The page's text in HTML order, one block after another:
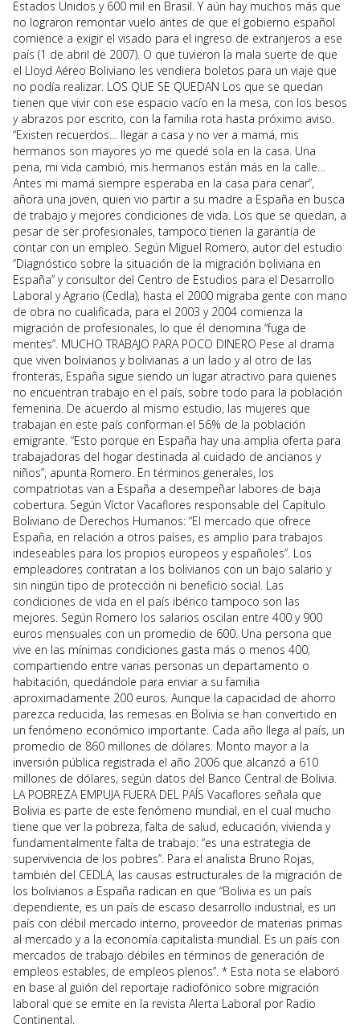
Estados Unidos y 600 mil en Brasil. Y aún hay muchos más que
no lograron remontar vuelo antes de que el gobierno español
comience a exigir el visado para el ingreso de extranjeros a ese
país (1 de abril de 2007). O que tuvieron la mala suerte de que
el Lloyd Aéreo Boliviano les vendiera boletos para un viaje que
no podía realizar. LOS QUE SE QUEDAN Los que se quedan
tienen que vivir con ese espacio vacío en la mesa, con los besos
y abrazos por escrito, con la familia rota hasta próximo aviso.
“Existen recuerdos… llegar a casa y no ver a mamá, mis
hermanos son mayores yo me quedé sola en la casa. Una
pena, mi vida cambió, mis hermanos están más en la calle…
Antes mi mamá siempre esperaba en la casa para cenar”,
añora una joven, quien vio partir a su madre a España en busca
de trabajo y mejores condiciones de vida. Los que se quedan, a
pesar de ser profesionales, tampoco tienen la garantía de
contar con un empleo. Según Miguel Romero, autor del estudio
“Diagnóstico sobre la situación de la migración boliviana en
España” y consultor del Centro de Estudios para el Desarrollo
Laboral y Agrario (Cedla), hasta el 2000 migraba gente con mano
de obra no cualificada, para el 2003 y 2004 comienza la
migración de profesionales, lo que él denomina “fuga de
mentes”. MUCHO TRABAJO PARA POCO DINERO Pese al drama
que viven bolivianos y bolivianas a un lado y al otro de las
fronteras, España sigue siendo un lugar atractivo para quienes
no encuentran trabajo en el país, sobre todo para la población
femenina. De acuerdo al mismo estudio, las mujeres que
trabajan en este país conforman el 56% de la población
emigrante. “Esto porque en España hay una amplia oferta para
trabajadoras del hogar destinada al cuidado de ancianos y
niños”, apunta Romero. En términos generales, los
compatriotas van a España a desempeñar labores de baja
cobertura. Según Víctor Vacaflores responsable del Capítulo
Boliviano de Derechos Humanos: “El mercado que ofrece
España, en relación a otros países, es amplio para trabajos
indeseables para los propios europeos y españoles”. Los
empleadores contratan a los bolivianos con un bajo salario y
sin ningún tipo de protección ni beneficio social. Las
condiciones de vida en el país ibérico tampoco son las
mejores. Según Romero los salarios oscilan entre 400 y 900
euros mensuales con un promedio de 600. Una persona que
vive en las mínimas condiciones gasta más o menos 400,
compartiendo entre varias personas un departamento o
habitación, quedándole para enviar a su familia
aproximadamente 200 euros. Aunque la capacidad de ahorro
parezca reducida, las remesas en Bolivia se han convertido en
un fenómeno económico importante. Cada año llega al país, un
promedio de 860 millones de dólares. Monto mayor a la
inversión pública registrada el año 2006 que alcanzó a 610
millones de dólares, según datos del Banco Central de Bolivia.
LA POBREZA EMPUJA FUERA DEL PAÍS Vacaflores señala que
Bolivia es parte de este fenómeno mundial, en el cual mucho
tiene que ver la pobreza, falta de salud, educación, vivienda y
fundamentalmente falta de trabajo: “es una estrategia de
supervivencia de los pobres”. Para el analista Bruno Rojas,
también del CEDLA, las causas estructurales de la migración de
los bolivianos a España radican en que “Bolivia es un país
dependiente, es un país de escaso desarrollo industrial, es un
país con débil mercado interno, proveedor de materias primas
al mercado y a la economía capitalista mundial. Es un país con
mercados de trabajo débiles en términos de generación de
empleos estables, de empleos plenos”. * Esta nota se elaboró
en base al guión del reportaje radiofónico sobre migración
laboral que se emite en la revista Alerta Laboral por Radio
Continental.